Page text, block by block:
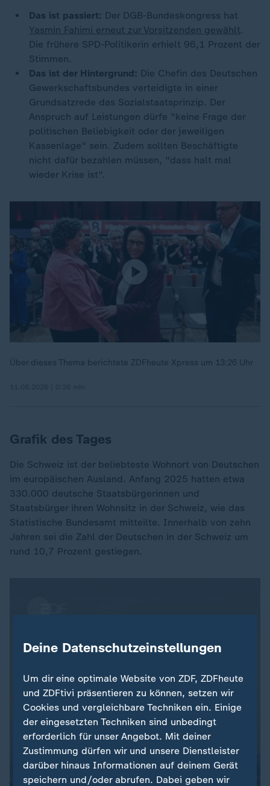
Das ist passiert: Der DGB-Bundeskongress hat
Yasmin Fahimi erneut zur Vorsitzenden gewählt.
Die frühere SPD-Politikerin erhielt 96,1 Prozent der
Stimmen.
Das ist der Hintergrund: Die Chefin des Deutschen
Gewerkschaftsbundes verteidigte in einer
Grundsatzrede das Sozialstaatsprinzip. Der
Anspruch auf Leistungen dürfe "keine Frage der
politischen Beliebigkeit oder der jeweiligen
Kassenlage" sein. Zudem sollten Beschäftigte
nicht dafür bezahlen müssen, "dass halt mal
wieder Krise ist".
Über dieses Thema berichtete ZDFheute Xpress um 13:26 Uhr
Grafik des Tages
Die Schweiz ist der beliebteste Wohnort von Deutschen
im europäischen Ausland. Anfang 2025 hatten etwa
330.000 deutsche Staatsbürgerinnen und
Staatsbürger ihren Wohnsitz in der Schweiz, wie das
Statistische Bundesamt mitteilte. Innerhalb von zehn
Jahren sei die Zahl der Deutschen in der Schweiz um
rund 10,7 Prozent gestiegen.
Deine Datenschutzeinstellungen
Um dir eine optimale Website von ZDF, ZDFheute
und ZDFtivi präsentieren zu können, setzen wir
Cookies und vergleichbare Techniken ein. Einige
der eingesetzten Techniken sind unbedingt
erforderlich für unser Angebot. Mit deiner
Zustimmung dürfen wir und unsere Dienstleister
darüber hinaus Informationen auf deinem Gerät
speichern und/oder abrufen. Dabei geben wir